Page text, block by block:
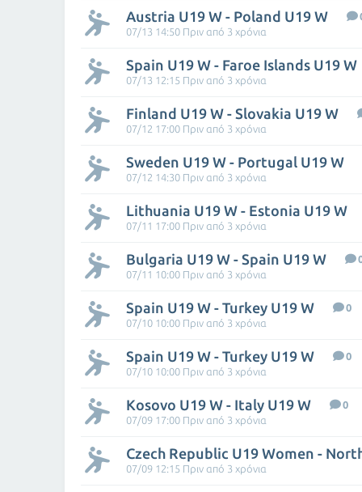
Austria U19 W - Poland U19 W
07/13 14:50 Πριν από 3 χρόνια
Spain U19 W - Faroe Islands U19 W
07/13 12:15 Πριν από 3 χρόνια
Finland U19 W - Slovakia U19 W
07/12 17:00 Πριν από 3 χρόνια
Sweden U19 W - Portugal U19 W
07/12 14:30 Πριν από 3 χρόνια
Lithuania U19 W - Estonia U19 W
07/11 17:00 Πριν από 3 χρόνια
Bulgaria U19 W - Spain U19 W
07/11 10:00 Πριν από 3 χρόνια
Spain U19 W - Turkey U19 W
0
07/10 10:00 Πριν από 3 χρόνια
Spain U19 W - Turkey U19 W
0
07/10 10:00 Πριν από 3 χρόνια
Kosovo U19 W - Italy U19 W
0
07/09 17:00 Πριν από 3 χρόνια
07/09 12:15 Πριν από 3 χρόνια